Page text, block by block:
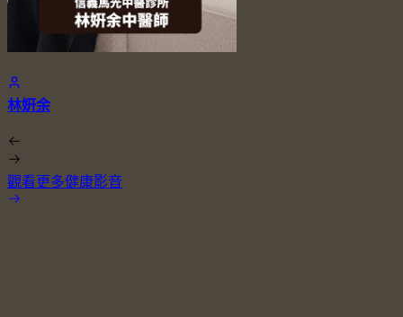
林姸余
觀看更多健康影音